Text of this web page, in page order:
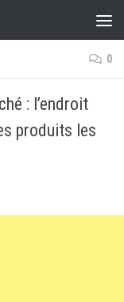
0
: l’endroit
produits les